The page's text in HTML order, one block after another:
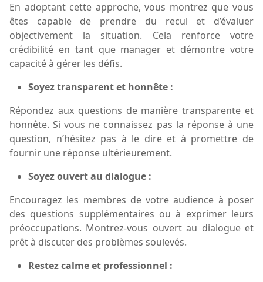
En adoptant cette approche, vous montrez que vous
êtes capable de prendre du recul et d’évaluer
objectivement la situation. Cela renforce votre
crédibilité en tant que manager et démontre votre
capacité à gérer les défis.
Soyez transparent et honnête :
Répondez aux questions de manière transparente et
honnête. Si vous ne connaissez pas la réponse à une
question, n’hésitez pas à le dire et à promettre de
fournir une réponse ultérieurement.
Soyez ouvert au dialogue :
Encouragez les membres de votre audience à poser
des questions supplémentaires ou à exprimer leurs
préoccupations. Montrez-vous ouvert au dialogue et
prêt à discuter des problèmes soulevés.
Restez calme et professionnel :